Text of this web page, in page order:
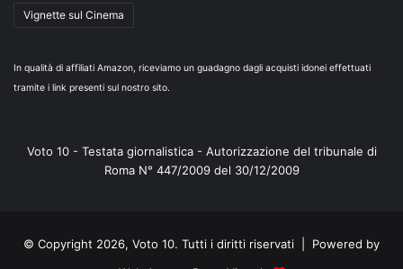
Vignette sul Cinema
In qualità di affiliati Amazon, riceviamo un guadagno dagli acquisti idonei effettuati
tramite i link presenti sul nostro sito.
Voto 10 - Testata giornalistica - Autorizzazione del tribunale di
Roma N° 447/2009 del 30/12/2009
© Copyright 2026, Voto 10. Tutti i diritti riservati | Powered by